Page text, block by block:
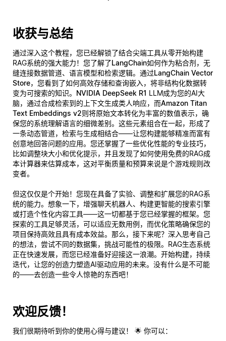
收获与总结
通过深入这个教程，您已经解锁了结合尖端工具从零开始构建
RAG系统的强大能力！您了解了LangChain如何作为粘合剂，无
缝连接数据管道、语言模型和检索逻辑。通过LangChain Vector
Store，您看到了如何高效存储和查询嵌入，将非结构化数据转
变为可搜索的知识。 NVIDIA DeepSeek R1 LLM成为您的AI大
脑，通过合成检索到的上下文生成类人响应，而Amazon Titan
Text Embeddings v2则将原始文本转化为丰富的数值表示，确
保您的系统理解语言的细微差别。这些元素组合在一起，形成了
一条动态管道，检索与生成相结合——让您构建能够精准而富有
创意地回答问题的应用。您还掌握了一些优化性能的专业技巧，
比如调整块大小和优化提示，并且发现了如何使用免费的RAG成
本计算器来估算成本，这对平衡质量和预算来说是个游戏规则改
变者。
但这仅仅是个开始！您现在具备了实验、调整和扩展您的RAG系
统的能力。想象一下，增强聊天机器人、构建更智能的搜索引擎
或打造个性化内容工具——这一切都基于您已经掌握的框架。您
探索的工具足够灵活，可以适应无数用例，而优化策略确保您的
项目保持高效且具有成本效益。那么，接下来呢？深入思考自己
的想法，尝试不同的数据集，挑战可能性的极限。RAG生态系统
正在快速发展，而您已经准备好迎接这一浪潮。开始构建，持续
迭代，让您的创造力塑造AI驱动应用的未来。没有什么是不可能
的——去创造一些令人惊艳的东西吧！
欢迎反馈！
我们很期待听到你的使用心得与建议！ 🌟 你可以：